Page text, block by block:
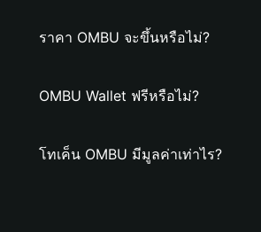
ราคา OMBU จะขึ้นหรือไม่?
OMBU Wallet ฟรีหรือไม่?
โทเค็น OMBU มีมูลค่าเท่าไร?